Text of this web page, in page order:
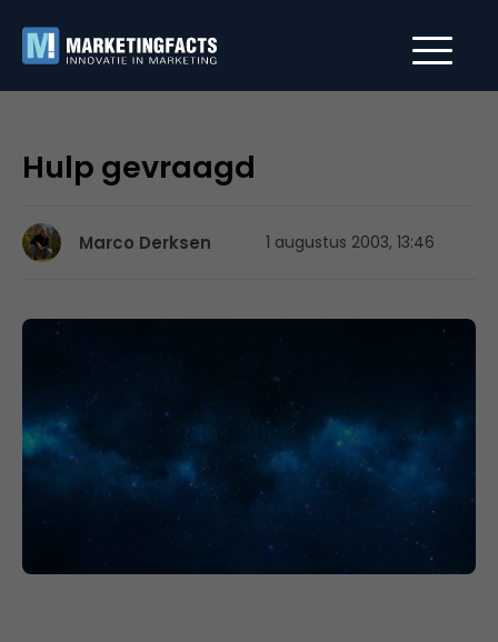
Hulp gevraagd
Marco Derksen 1 augustus 2003, 13:46